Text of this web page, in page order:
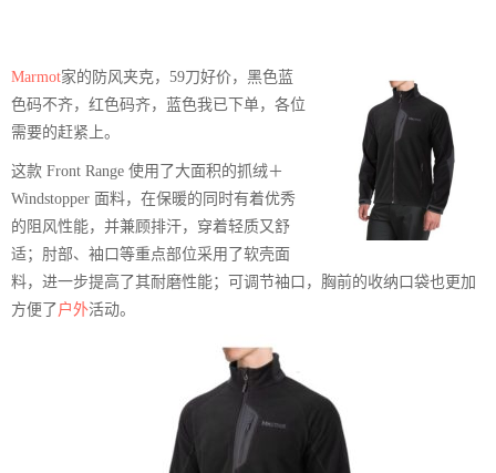
Marmot家的防风夹克，59刀好价，黑色蓝
色码不齐，红色码齐，蓝色我已下单，各位
需要的赶紧上。
这款 Front Range 使用了大面积的抓绒＋
Windstopper 面料，在保暖的同时有着优秀
的阻风性能，并兼顾排汗，穿着轻质又舒
适；肘部、袖口等重点部位采用了软壳面
料，进一步提高了其耐磨性能；可调节袖口，胸前的收纳口袋也更加
方便了 户外活动。